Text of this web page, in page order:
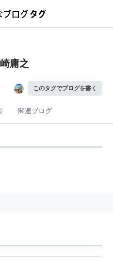
庸之
このタグでブログを書く
関連ブログ